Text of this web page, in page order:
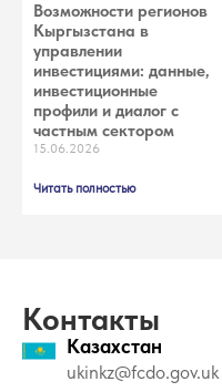
Возможности регионов
Кыргызстана в
управлении
инвестициями: данные,
инвестиционные
профили и диалог с
частным сектором
15.06.2026
Читать полностью
Контакты
Казахстан
ukinkz@fcdo.gov.uk